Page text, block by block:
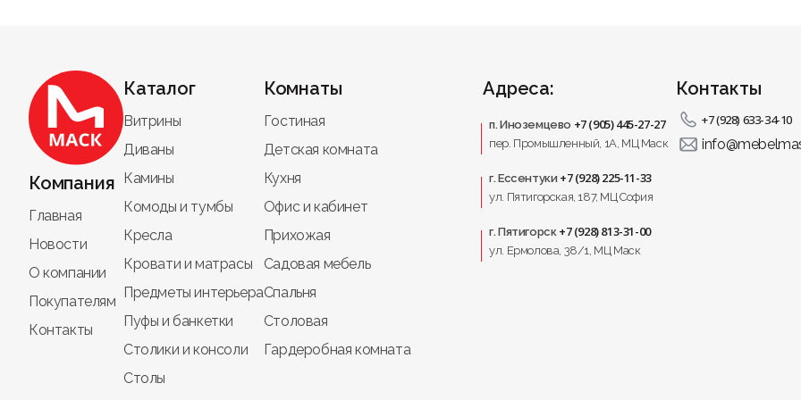
Компания
Главная
Новости
О компании
Покупателям
Контакты
Каталог
Витрины
Диваны
Камины
Комоды и тумбы
Кресла
Кровати и матрасы
Предметы интерьера
Пуфы и банкетки
Столики и консоли
Столы
Комнаты
Гостиная
Детская комната
Кухня
Офис и кабинет
Прихожая
Садовая мебель
Спальня
Столовая
Гардеробная комната
Адреса:
п. Иноземцево +7 (905) 445-27-27
пер. Промышленный, 1A, МЦ Маск
г. Ессентуки +7 (928) 225-11-33
ул. Пятигорская, 187, МЦ София
г. Пятигорск +7 (928) 813-31-00
ул. Ермолова, 38/1, МЦ Маск
Контакты
+7 (928) 633-34-10